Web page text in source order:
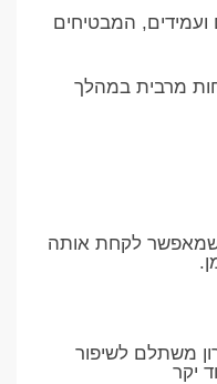
ועמידים, המבטיחים
מרבית במהלך
שמאפשר לקחת אותה
משתלם לשיפור
יקר